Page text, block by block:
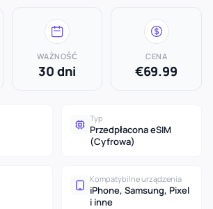
WAŻNOŚĆ
30 dni
CENA
€69.99
Typ
Przedpłacona eSIM
(Cyfrowa)
Kompatybilne urządzenia
iPhone, Samsung, Pixel
i inne